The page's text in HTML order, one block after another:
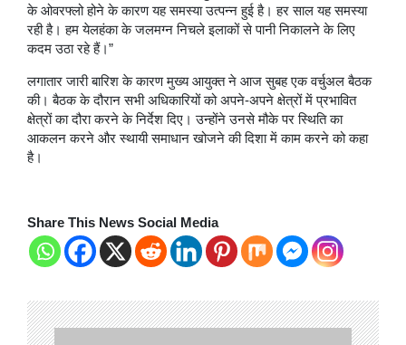
के ओवरफ्लो होने के कारण यह समस्या उत्पन्न हुई है। हर साल यह समस्या
रही है। हम येलहंका के जलमग्न निचले इलाकों से पानी निकालने के लिए
कदम उठा रहे हैं।”
लगातार जारी बारिश के कारण मुख्य आयुक्त ने आज सुबह एक वर्चुअल बैठक
की। बैठक के दौरान सभी अधिकारियों को अपने-अपने क्षेत्रों में प्रभावित
क्षेत्रों का दौरा करने के निर्देश दिए। उन्होंने उनसे मौके पर स्थिति का
आकलन करने और स्थायी समाधान खोजने की दिशा में काम करने को कहा
है।
Share This News Social Media